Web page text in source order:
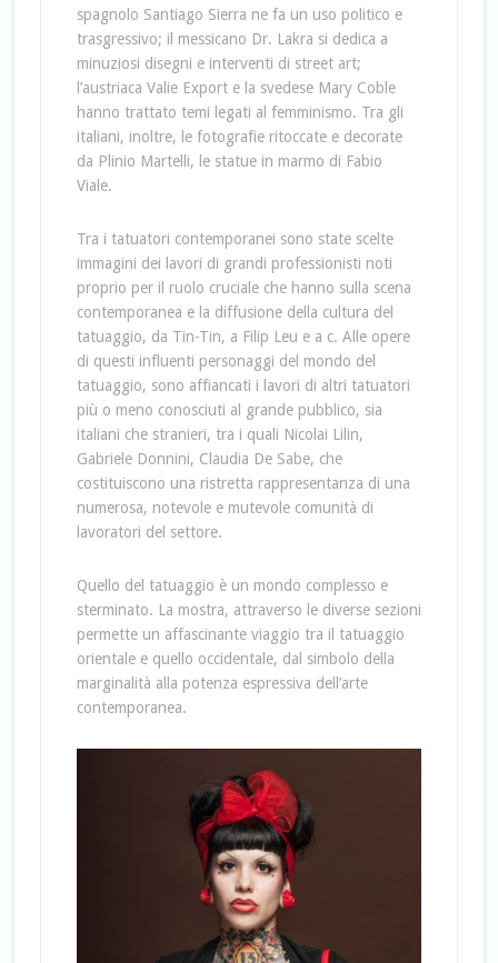
spagnolo Santiago Sierra ne fa un uso politico e
trasgressivo; il messicano Dr. Lakra si dedica a
minuziosi disegni e interventi di street art;
l’austriaca Valie Export e la svedese Mary Coble
hanno trattato temi legati al femminismo. Tra gli
italiani, inoltre, le fotografie ritoccate e decorate
da Plinio Martelli, le statue in marmo di Fabio
Viale.
Tra i tatuatori contemporanei sono state scelte
immagini dei lavori di grandi professionisti noti
proprio per il ruolo cruciale che hanno sulla scena
contemporanea e la diffusione della cultura del
tatuaggio, da Tin-Tin, a Filip Leu e a c. Alle opere
di questi influenti personaggi del mondo del
tatuaggio, sono affiancati i lavori di altri tatuatori
più o meno conosciuti al grande pubblico, sia
italiani che stranieri, tra i quali Nicolai Lilin,
Gabriele Donnini, Claudia De Sabe, che
costituiscono una ristretta rappresentanza di una
numerosa, notevole e mutevole comunità di
lavoratori del settore.
Quello del tatuaggio è un mondo complesso e
sterminato. La mostra, attraverso le diverse sezioni
permette un affascinante viaggio tra il tatuaggio
orientale e quello occidentale, dal simbolo della
marginalità alla potenza espressiva dell’arte
contemporanea.